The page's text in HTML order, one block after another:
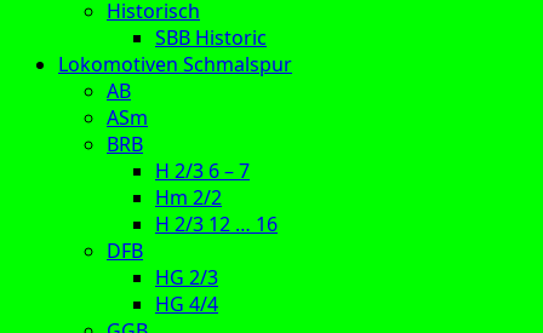
Historisch
SBB Historic
Lokomotiven Schmalspur
AB
ASm
BRB
H 2/3 6 – 7
Hm 2/2
H 2/3 12 … 16
DFB
HG 2/3
HG 4/4